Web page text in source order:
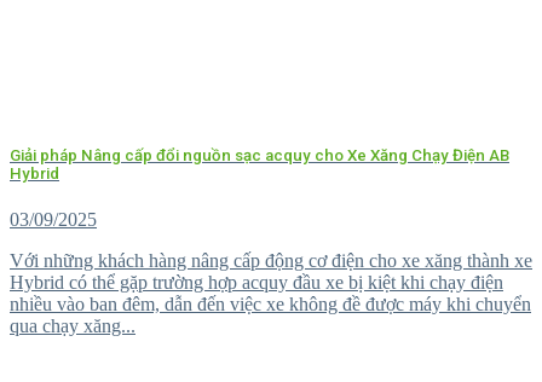
Giải pháp Nâng cấp đổi nguồn sạc acquy cho Xe Xăng Chạy Điện AB
Hybrid
03/09/2025
Với những khách hàng nâng cấp động cơ điện cho xe xăng thành xe
Hybrid có thể gặp trường hợp acquy đầu xe bị kiệt khi chạy điện
nhiều vào ban đêm, dẫn đến việc xe không đề được máy khi chuyển
qua chạy xăng...